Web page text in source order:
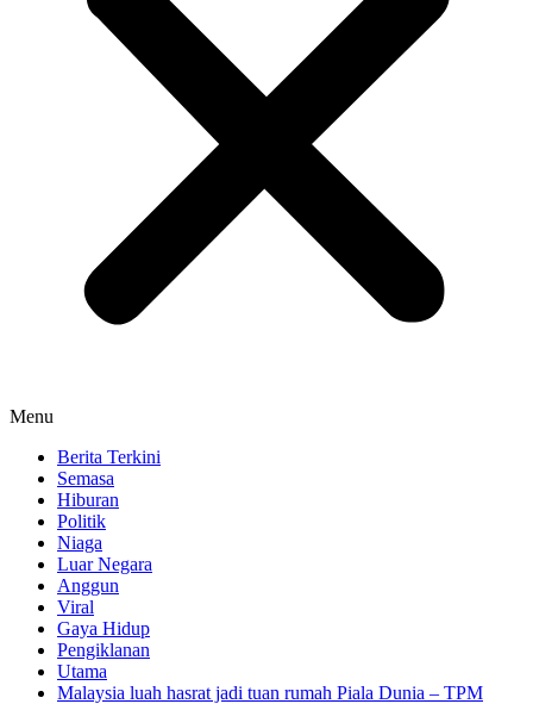
Menu
Berita Terkini
Semasa
Hiburan
Politik
Niaga
Luar Negara
Anggun
Viral
Gaya Hidup
Pengiklanan
Utama
Malaysia luah hasrat jadi tuan rumah Piala Dunia – TPM